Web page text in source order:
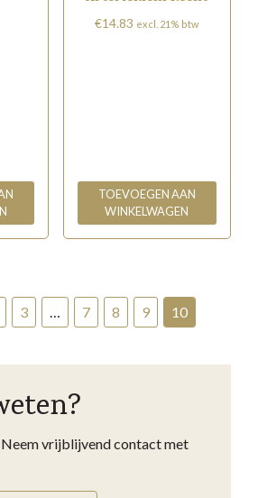
€14.83 excl. 21% btw
TOEVOEGEN AAN
WINKELWAGEN
3 … 7 8 9 10
vrijblijvend contact met